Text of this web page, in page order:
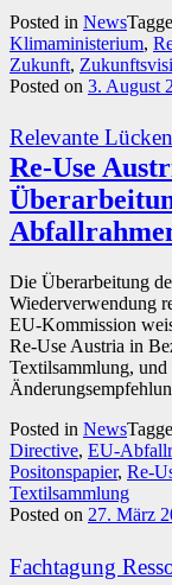
Posted in News
Klimaministerium,
Zukunft,
Posted on 3. August
Relevante
Re-Use
Die Überarbeitung
Wiederverwendung
EU-Kommission
Re-Use Austria in
Textilsammlung,
Posted in News
Directive, EU-
Positonspapier, Re-
Textilsammlung
Posted on 27. März
Fachtagung